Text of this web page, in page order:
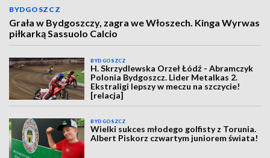
BYDGOSZCZ
Grała w Bydgoszczy, zagra we Włoszech. Kinga Wyrwas
piłkarką Sassuolo Calcio
BYDGOSZCZ
H. Skrzydlewska Orzeł Łódź - Abramczyk
Polonia Bydgoszcz. Lider Metalkas 2.
Ekstraligi lepszy w meczu na szczycie!
[relacja]
BYDGOSZCZ
Wielki sukces młodego golfisty z Torunia.
Albert Piskorz czwartym juniorem świata!